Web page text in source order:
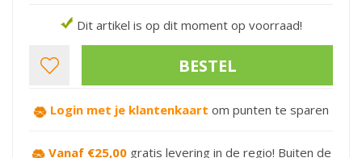
Dit artikel is op dit moment op voorraad!
Login met je klantenkaart om punten te sparen
Vanaf €25,00gratis levering in de regio! Buiten de